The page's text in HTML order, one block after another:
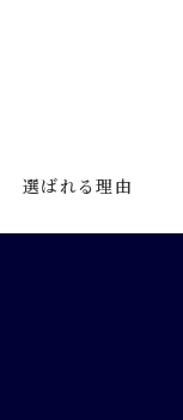
選ばれる理由